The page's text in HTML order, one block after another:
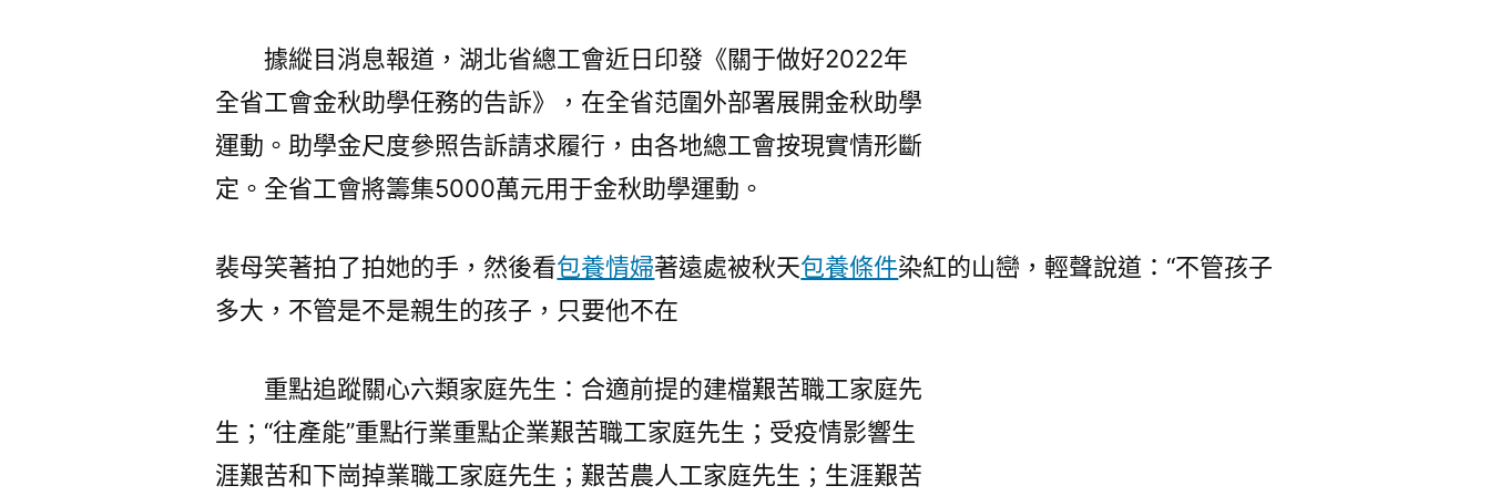
據縱目消息報道，湖北省總工會近日印發《關于做好2022年
全省工會金秋助學任務的告訴》，在全省范圍外部署展開金秋助學
運動。助學金尺度參照告訴請求履行，由各地總工會按現實情形斷
定。全省工會將籌集5000萬元用于金秋助學運動。
裴母笑著拍了拍她的手，然後看包養情婦著遠處被秋天包養條件染紅的山巒，輕聲說道：“不管孩子
多大，不管是不是親生的孩子，只要他不在
重點追蹤關心六類家庭先生：合適前提的建檔艱苦職工家庭先
生；“往產能”重點行業重點企業艱苦職工家庭先生；受疫情影響生
涯艱苦和下崗掉業職工家庭先生；艱苦農人工家庭先生；生涯艱苦